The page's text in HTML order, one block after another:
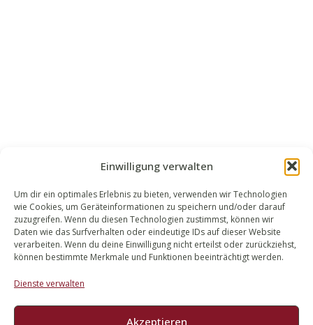
Einwilligung verwalten
Um dir ein optimales Erlebnis zu bieten, verwenden wir Technologien
wie Cookies, um Geräteinformationen zu speichern und/oder darauf
zuzugreifen. Wenn du diesen Technologien zustimmst, können wir
Daten wie das Surfverhalten oder eindeutige IDs auf dieser Website
verarbeiten. Wenn du deine Einwilligung nicht erteilst oder zurückziehst,
können bestimmte Merkmale und Funktionen beeinträchtigt werden.
Dienste verwalten
Akzeptieren
WALEK RECHTSANWÄLT​​E
Bachstraße 13
56727 Mayen
02651 98 900
info@walek-rechtsanwaelte.de